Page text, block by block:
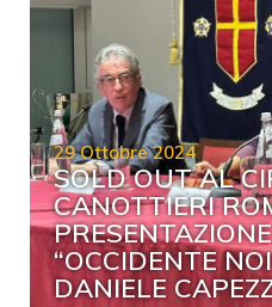
29 Ottobre 2024
SOLD OUT AL
CANOTTIERI
“OCCIDENTE
DANIELE